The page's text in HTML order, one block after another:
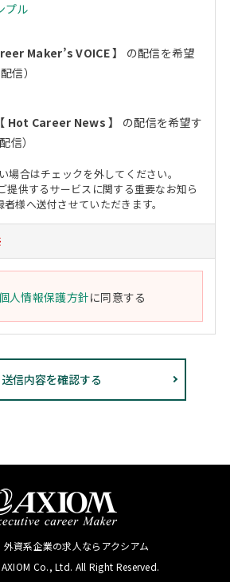
プル
Maker’s VOICE 】
の配信を希望
信）
Hot Career News 】
の配信を希望す
信）
合はチェックを外してください。
提供するサービスに関する重要なお知ら
様へ送付させていただきます。
人情報保護方針に同意する
外資系企業の求人ならアクシアム
Co., Ltd. All Right Reserved.